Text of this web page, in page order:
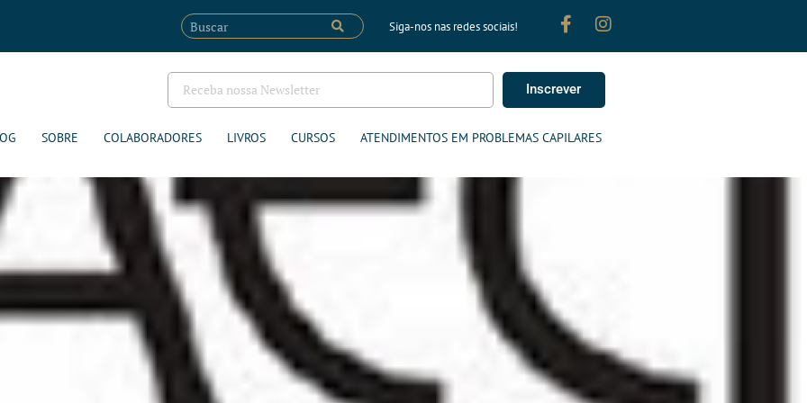
Siga-nos nas redes sociais!
Inscrever
SOBRE COLABORADORES LIVROS CURSOS ATENDIMENTOS EM PROBLEMAS CAPILARES